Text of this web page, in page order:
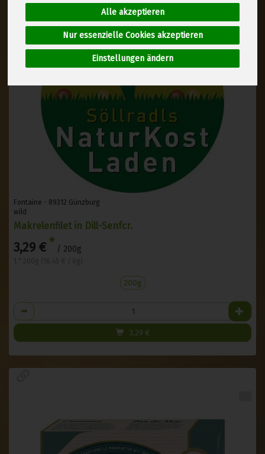
Alle akzeptieren
Nur essenzielle Cookies akzeptieren
Einstellungen ändern
Fontaine - 89312 Günzburg
wild
Makrelenfilet in Dill-Senfcr.
3,29 € * / 200g
200g
Anzahl
3,29 €